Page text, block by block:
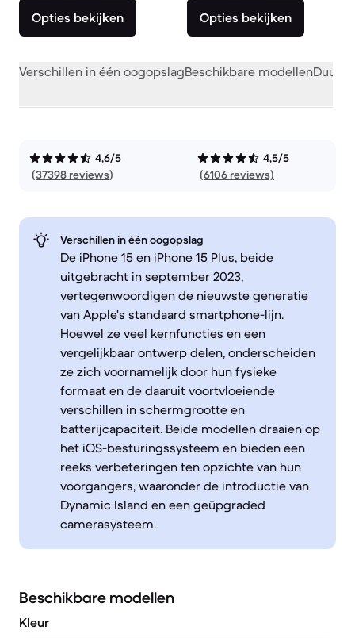
Opties bekijken Opties bekijken
Verschillen in één oogopslagBeschikbare modellen
4,6/5
(37398 reviews)
4,5/5
(6106 reviews)
Verschillen in één oogopslag
De iPhone 15 en iPhone 15 Plus, beide
uitgebracht in september 2023,
vertegenwoordigen de nieuwste generatie
van Apple's standaard smartphone-lijn.
Hoewel ze veel kernfuncties en een
vergelijkbaar ontwerp delen, onderscheiden
ze zich voornamelijk door hun fysieke
formaat en de daaruit voortvloeiende
verschillen in schermgrootte en
batterijcapaciteit. Beide modellen draaien op
het iOS-besturingssysteem en bieden een
reeks verbeteringen ten opzichte van hun
voorgangers, waaronder de introductie van
Dynamic Island en een geüpgraded
camerasysteem.
Beschikbare modellen
Kleur